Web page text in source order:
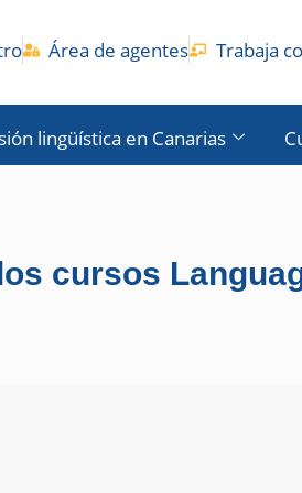
Área de agentes Trabaja
lingüística en Canarias
cursos